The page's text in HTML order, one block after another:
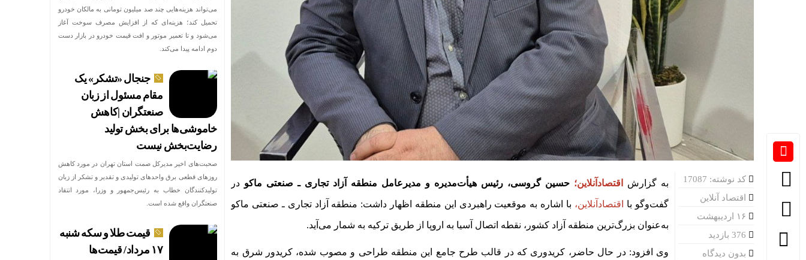
کد نوشته: 17087
اقتصاد آنلاین
بدون دیدگاه
به گزارش اقتصادآنلاین؛ حسین گروسی، رئیس هیأت‌مدیره و مدیرعامل منطقه آزاد تجاری ـ صنعتی ماکو در
گفت‌وگو با اقتصادآنلاین، با اشاره به موقعیت راهبردی این منطقه اظهار داشت: منطقه آزاد تجاری ـ صنعتی ماکو
به‌عنوان بزرگ‌ترین منطقه آزاد کشور، نقطه اتصال آسیا به اروپا از طریق ترکیه به شمار می‌آید.
وی افزود: در حال حاضر، کریدوری که در قالب طرح جامع این منطقه طراحی و مصوب شده، کریدور شرق به
می‌تواند هزینه‌هایی چند صد میلیون تومانی به مالکان خودرو
تحمیل کند؛ هزینه‌ای که از افزایش مصرف سوخت آغاز
می‌شود و تا تعمیر موتور و افت قیمت خودرو در بازار دست
دوم ادامه پیدا می‌کند.
جنجال «تشکر» یک
مقام مسئول از زبان
صنعتگران |کاهش
خاموشی‌ها برای بخش تولید
رضایت‌بخش نیست
صحبت‌های اخیر مدیرکل صمت استان تهران در مورد کاهش
روزهای قطعی برق واحدهای تولیدی و تقدیر و تشکر از زبان
تولیدکنندگان خطاب به رئیس‌جمهور و وزرا، مورد انتقاد
صنعتگران واقع شده است.
قیمت طلا و سکه شنبه
۱۷ مرداد/ قیمت‌ها